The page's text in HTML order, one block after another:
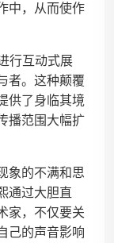
中，从而使作
行互动式展
者。这种颠覆
供了身临其境
播范围大幅扩
象的不满和思
通过大胆直
家，不仅要关
己的声音影响